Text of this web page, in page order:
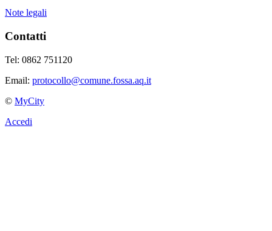
Note legali
Contatti
Tel: 0862 751120
Email: protocollo@comune.fossa.aq.it
© MyCity
Accedi